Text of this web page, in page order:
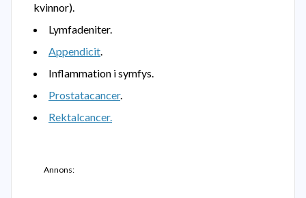
kvinnor).
Lymfadeniter.
Appendicit.
Inflammation i symfys.
Prostatacancer.
Rektalcancer.
Annons: